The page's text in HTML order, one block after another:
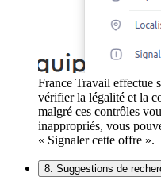
France Travail effectue
vérifier la légalité et la
malgré ces contrôles
inappropriés, vous
« Signaler cette offre ».
8. Suggestions de